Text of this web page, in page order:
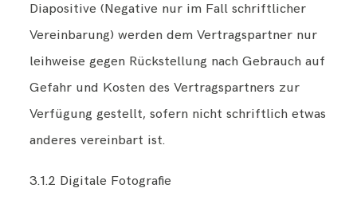
Diapositive (Negative nur im Fall schriftlicher
Vereinbarung) werden dem Vertragspartner nur
leihweise gegen Rückstellung nach Gebrauch auf
Gefahr und Kosten des Vertragspartners zur
Verfügung gestellt, sofern nicht schriftlich etwas
anderes vereinbart ist.
3.1.2 Digitale Fotografie